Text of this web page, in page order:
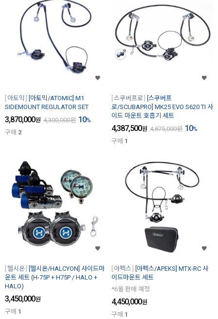
아토믹
[아토믹/ATOMIC] M1
SIDEMOUNT REGULATOR SET
3,870,000원 4,300,000원 10%
구매 2
스쿠버프로
[스쿠버프
로/SCUBAPRO] MK25 EVO S620 TI 사
이드 마운트 호흡기 세트
4,387,500원 4,875,000원 10%
구매 1
헬시온
[헬시온/HALCYON] 사이드마
운트 세트 (H-75P + H75P / HALO +
HALO)
3,450,000원
구매 1
아펙스
[아펙스/APEKS] MTX-RC 사
이드마운트 세트
*6월 판매 예정
4,450,000원
구매 1